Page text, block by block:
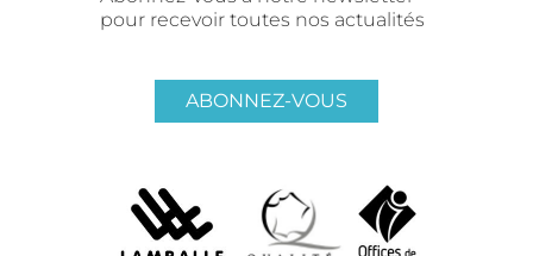
pour recevoir toutes nos actualités
ABONNEZ-VOUS